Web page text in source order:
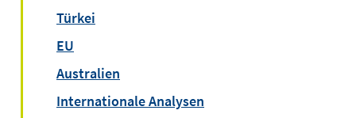
Türkei
EU
Australien
Internationale Analysen